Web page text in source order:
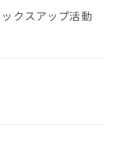
ックスアップ活動